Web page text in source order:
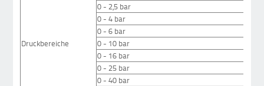
Druckbereiche
0 - 2,5 bar
0 - 4 bar
0 - 6 bar
0 - 10 bar
0 - 16 bar
0 - 25 bar
0 - 40 bar